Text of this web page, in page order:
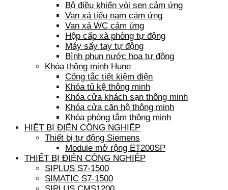
Bộ điều khiển vòi sen cảm ứng
Van xả tiểu nam cảm ứng
Van xả WC cảm ứng
Hộp cấp xà phòng tự động
Máy sấy tay tự động
Bình phun nước hoa tự động
Khóa thông minh Hune
Công tắc tiết kiệm điện
Khóa tủ kệ thông minh
Khóa cửa khách sạn thông minh
Khóa cửa căn hộ thông minh
Khóa phòng tắm thông minh
HIẾT BỊ ĐIỆN CÔNG NGHIỆP
Thiết bị tự động Siemens
Module mở rộng ET200SP
THIẾT BỊ ĐIỆN CÔNG NGHIỆP
SIPLUS S7-1500
SIMATIC S7-1500